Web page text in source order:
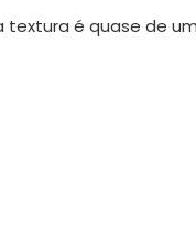
textura é quase de